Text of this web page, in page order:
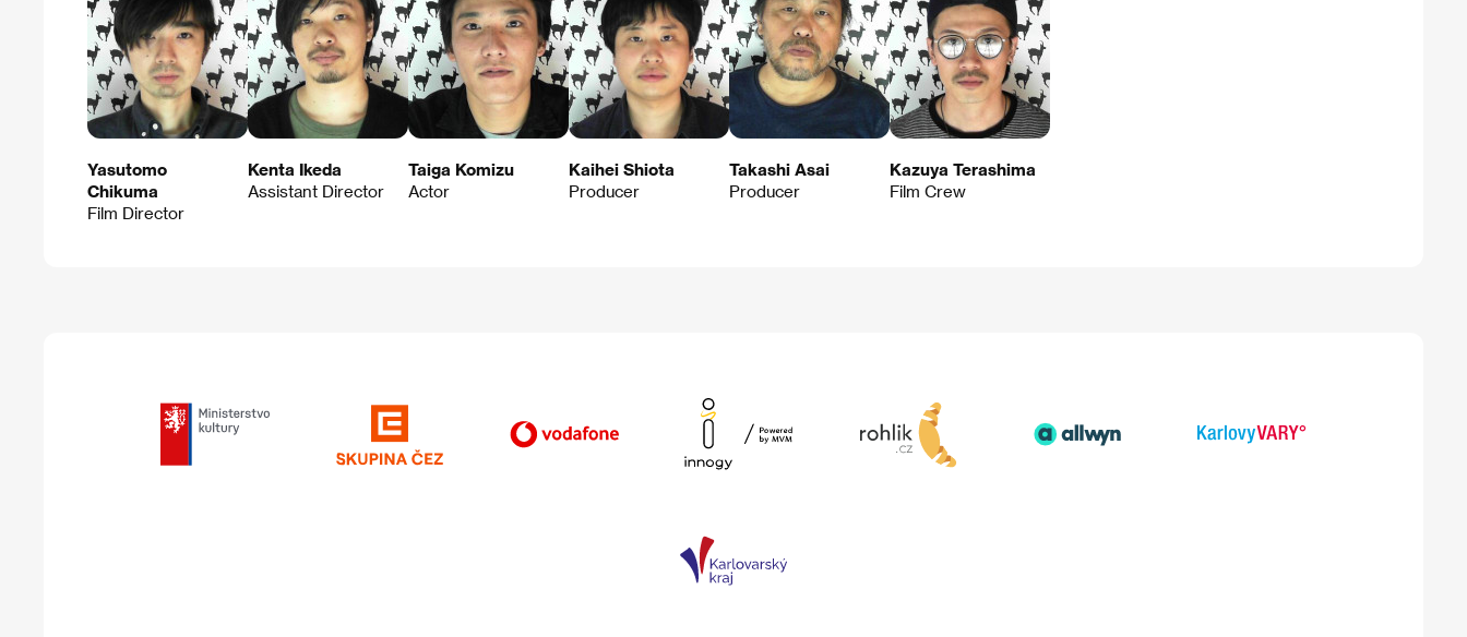
Yasutomo
Chikuma
Film Director
Kenta Ikeda
Assistant Director
Taiga Komizu
Actor
Kaihei Shiota
Producer
Takashi Asai
Producer
Kazuya Terashima
Film Crew